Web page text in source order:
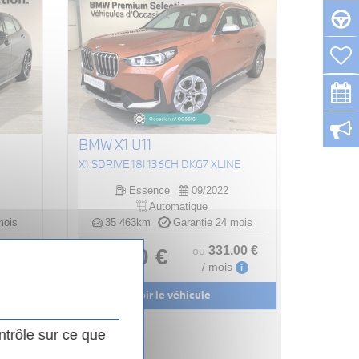
BMW X1 U11
X1 SDRIVE 18I 136CH DKG7 XLINE
Essence
09/2022
Automatique
35 463km
Garantie 24 mois
31 990 € ou 331.00 €
/ mois i
Voir le véhicule
sur ce que